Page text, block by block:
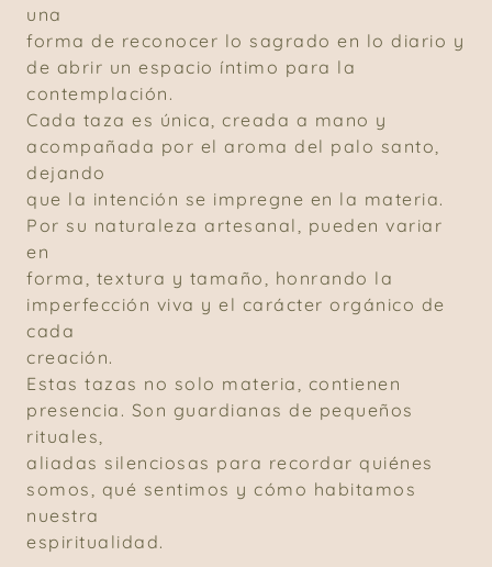
una
forma de reconocer lo sagrado en lo diario y
de abrir un espacio íntimo para la
contemplación.
Cada taza es única, creada a mano y
acompañada por el aroma del palo santo,
dejando
que la intención se impregne en la materia.
Por su naturaleza artesanal, pueden variar
en
forma, textura y tamaño, honrando la
imperfección viva y el carácter orgánico de
cada
creación.
Estas tazas no solo materia, contienen
presencia. Son guardianas de pequeños
rituales,
aliadas silenciosas para recordar quiénes
somos, qué sentimos y cómo habitamos
nuestra
espiritualidad.